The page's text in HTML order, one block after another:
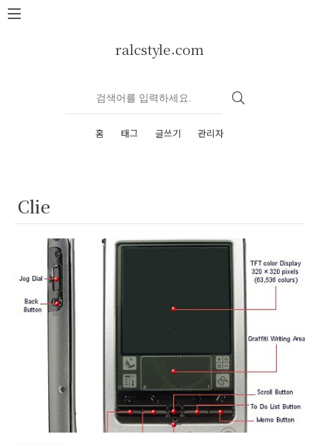
본문 바로가기
ralcstyle.com
홈 태그 글쓰기 관리자
Clie